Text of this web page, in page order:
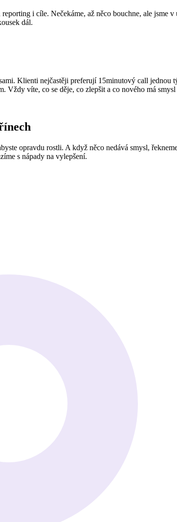
reporting i cíle. Nečekáme, až něco bouchne, ale jsme v
dál.
Klienti nejčastěji preferují 15minutový call jednou
víte, co se děje, co zlepšit a co nového má smysl
opravdu rostli. A když něco nedává smysl,
s nápady na vylepšení.